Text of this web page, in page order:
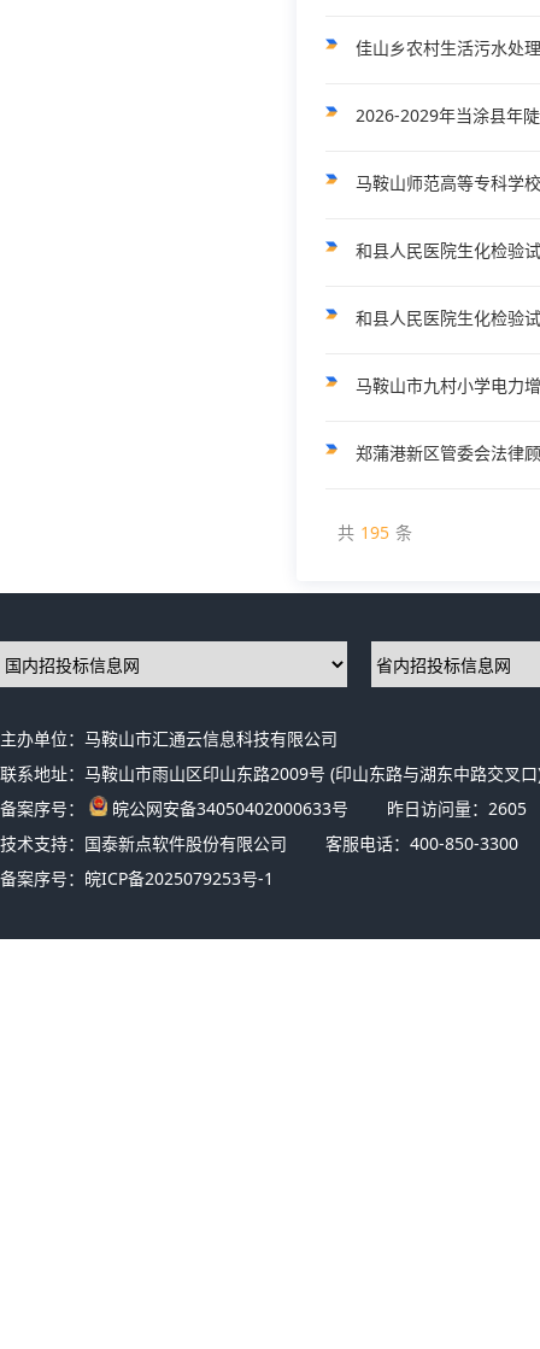
佳山乡农村生活污水处
2026-2029年当涂县年
马鞍山师范高等专科学
和县人民医院生化检验
和县人民医院生化检验
马鞍山市九村小学电力
郑蒲港新区管委会法律
共 195 条
主办单位：马鞍山市汇通云信息科技有限公司
联系地址：马鞍山市雨山区印山东路2009号 (印山东路与湖东中路交叉
备案序号：
皖公网安备34050402000633号 昨日访问量： 2605
技术支持：国泰新点软件股份有限公司
客服电话：400-850-3300
备案序号： 皖ICP备2025079253号-1